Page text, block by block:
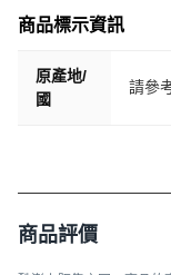
商品標示資訊
原產地/
國
請參
商品評價